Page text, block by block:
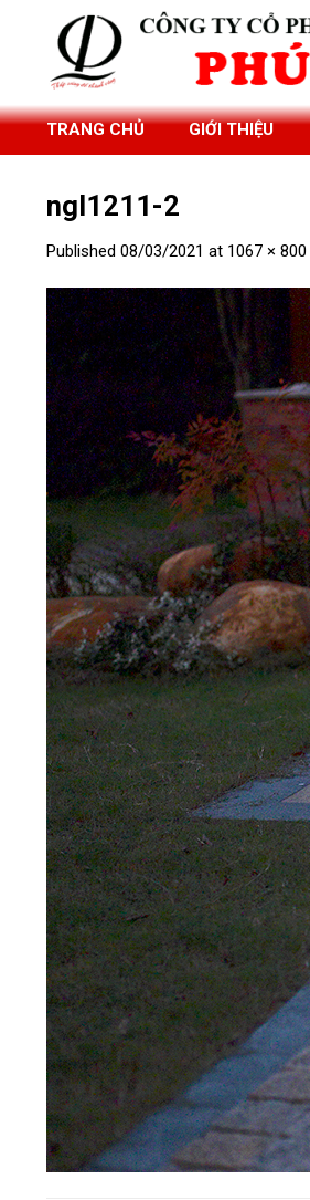
TRANG CHỦ GIỚI THIỆU
ngl1211-2
Published 08/03/2021 at 1067 × 800